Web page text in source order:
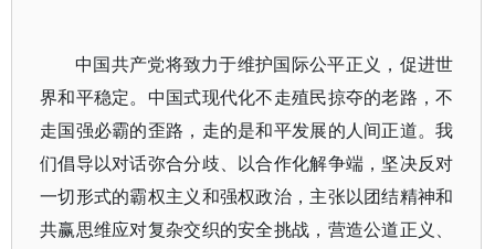
中国共产党将致力于维护国际公平正义，促进世
界和平稳定。中国式现代化不走殖民掠夺的老路，不
走国强必霸的歪路，走的是和平发展的人间正道。我
们倡导以对话弥合分歧、以合作化解争端，坚决反对
一切形式的霸权主义和强权政治，主张以团结精神和
共赢思维应对复杂交织的安全挑战，营造公道正义、